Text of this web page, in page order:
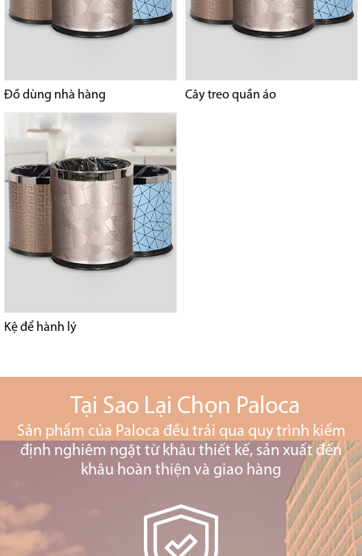
Đồ dùng nhà hàng Cây treo quần áo
Kệ để hành lý
Tại Sao Lại Chọn Paloca
Sản phẩm của Paloca đều trải qua quy trình kiểm
định nghiêm ngặt từ khâu thiết kế, sản xuất đến
khâu hoàn thiện và giao hàng